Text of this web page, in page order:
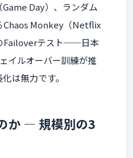
Day）、ランダム
Chaos Monkey（Netflix
Failoverテスト──日本
イルオーバー訓練が推
は無力です。
か ― 規模別の3